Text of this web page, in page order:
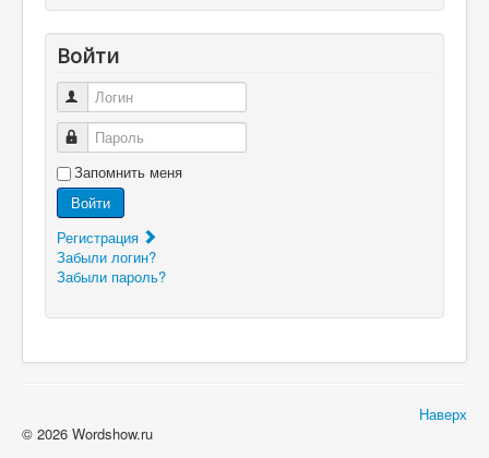
Войти
Логин
Пароль
Запомнить меня
Войти
Регистрация
Забыли логин?
Забыли пароль?
Наверх
© 2026 Wordshow.ru